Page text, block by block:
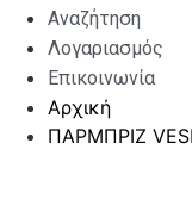
Αναζήτηση
Λογαριασμός
Επικοινωνία
Αρχική
ΠΑΡΜΠΡΙΖ